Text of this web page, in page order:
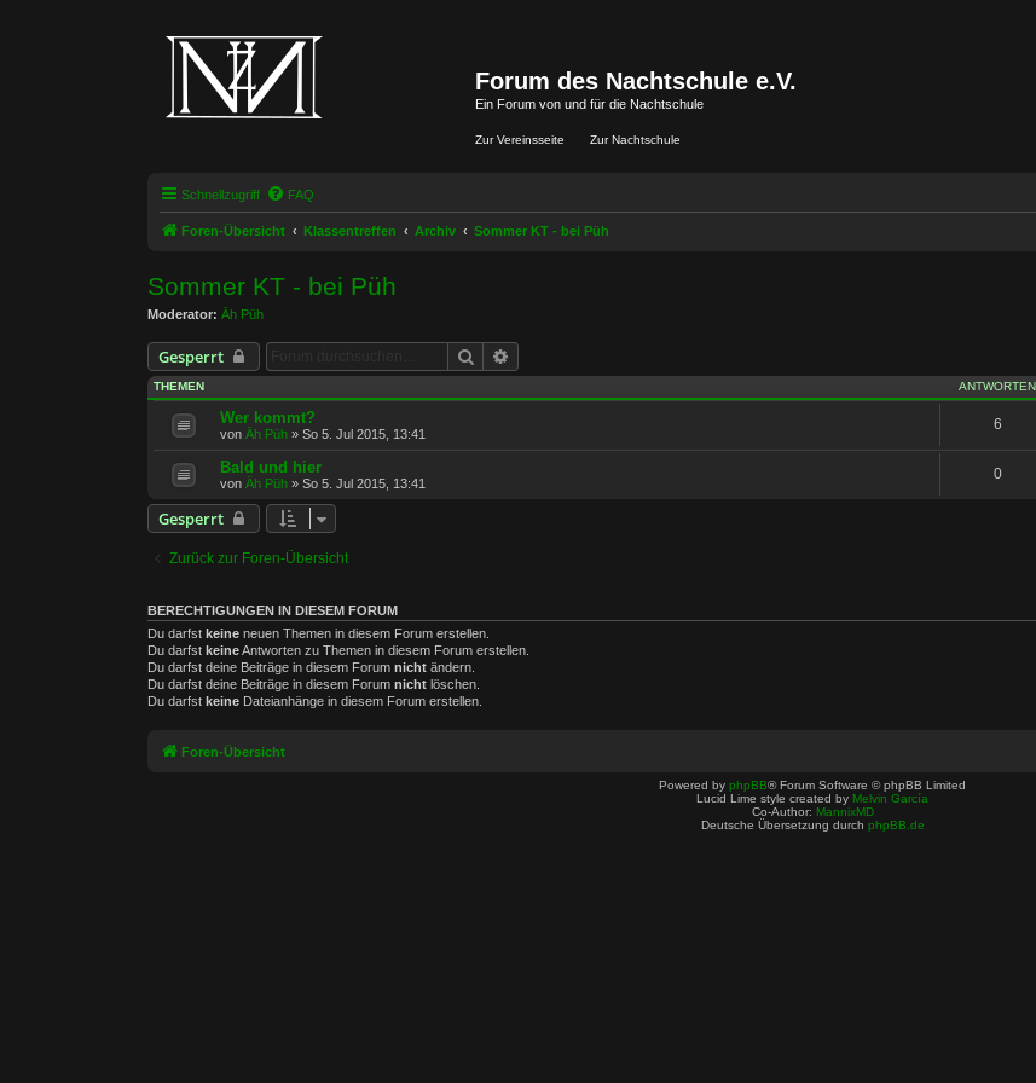
Forum des Nachtschule e.V.
Ein Forum von und für die Nachtschule
Zur Vereinsseite Zur Nachtschule
Schnellzugriff FAQ
Foren-Übersicht Klassentreffen Archiv Sommer KT - bei Püh
Sommer KT - bei Püh
Moderator: Äh Püh
Gesperrt Suche
THEMEN ANTWORTEN
Wer kommt?
von Äh Püh » So 5. Jul 2015, 13:41
6
Bald und hier
von Äh Püh » So 5. Jul 2015, 13:41
0
Gesperrt
Zurück zur Foren-Übersicht
BERECHTIGUNGEN IN DIESEM FORUM
Du darfst keine neuen Themen in diesem Forum erstellen.
Du darfst keineAntworten zu Themen in diesem Forum erstellen.
Du darfst deine Beiträge in diesem Forum nicht ändern.
Du darfst deine Beiträge in diesem Forum nicht löschen.
Du darfst keine Dateianhänge in diesem Forum erstellen.
Foren-Übersicht
Powered by phpBB® Forum Software © phpBB Limited
Lucid Lime style created by Melvin García
Co-Author: MannixMD
Deutsche Übersetzung durch phpBB.de